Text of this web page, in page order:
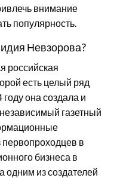
внимание
популярность.
Невзорова?
российская
есть целый ряд
она создала и
газетный
в
бизнеса в
одним из создателей